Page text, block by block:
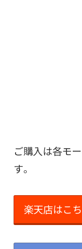
ご購入は各モ
す。
楽天店はこ